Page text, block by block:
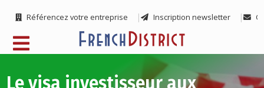
Référencez votre entreprise Inscription newsletter
Le visa investisseur aux